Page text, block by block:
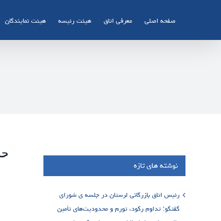
صفحه اصلی معرفی اتاق هیئت رئیسه هیئت نمایندگان
نوشته های تازه
رئیس اتاق بازرگانی لرستان در جلسه ی شورای
گفتگو: تداوم رکود، تورم و محدودیت‌های تأمین